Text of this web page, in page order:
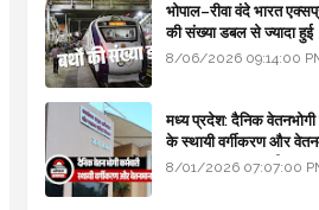
भोपाल–रीवा वंदे भारत
की संख्या डबल से ज्यादा हुई
8/06/2026 09:14:00
मध्य प्रदेश: दैनिक वेतनभोगी
के स्थायी वर्गीकरण और
सरकार का बड़ा स्पष्टीकरण
8/01/2026 07:07:00